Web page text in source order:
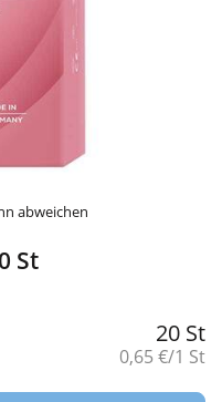
abweichen
St
20 St
Grundpreis:
0,65 €/1 St